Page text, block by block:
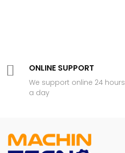
 ONLINE SUPPORT
We support online 24 hours
a day